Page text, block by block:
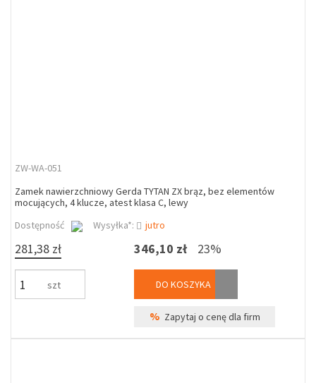
ZW-WA-051
Zamek nawierzchniowy Gerda TYTAN ZX brąz, bez elementów
mocujących, 4 klucze, atest klasa C, lewy
Dostępność
Wysyłka*: jutro
281,38 zł
szt
346,10 zł 23%
DO KOSZYKA
% Zapytaj o cenę dla firm